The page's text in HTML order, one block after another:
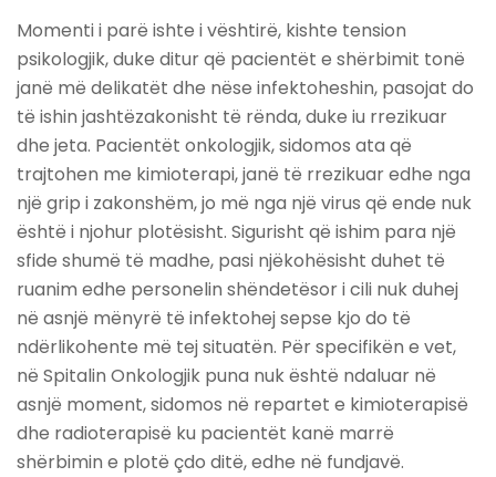
Momenti i parë ishte i vështirë, kishte tension
psikologjik, duke ditur që pacientët e shërbimit tonë
janë më delikatët dhe nëse infektoheshin, pasojat do
të ishin jashtëzakonisht të rënda, duke iu rrezikuar
dhe jeta. Pacientët onkologjik, sidomos ata që
trajtohen me kimioterapi, janë të rrezikuar edhe nga
një grip i zakonshëm, jo më nga një virus që ende nuk
është i njohur plotësisht. Sigurisht që ishim para një
sfide shumë të madhe, pasi njëkohësisht duhet të
ruanim edhe personelin shëndetësor i cili nuk duhej
në asnjë mënyrë të infektohej sepse kjo do të
ndërlikohente më tej situatën. Për specifikën e vet,
në Spitalin Onkologjik puna nuk është ndaluar në
asnjë moment, sidomos në repartet e kimioterapisë
dhe radioterapisë ku pacientët kanë marrë
shërbimin e plotë çdo ditë, edhe në fundjavë.